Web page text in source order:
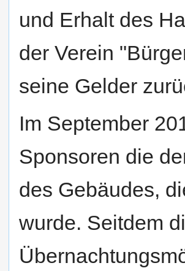
und Erhalt des
der Verein
seine Gelder
Im September
Sponsoren die
des Gebäudes,
wurde. Seitdem